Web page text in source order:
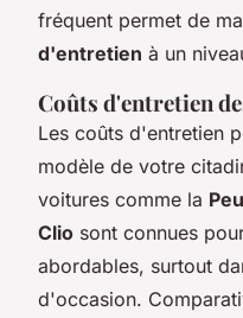
fréquent permet de
d'entretien à un
Coûts d'entretien
Les coûts d'entretien
modèle de votre
voitures comme la
Clio sont connues
abordables, surtout
d'occasion.